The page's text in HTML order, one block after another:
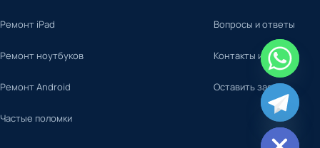
Ремонт iPad
Ремонт ноутбуков
Ремонт Android
Частые поломки
Вопросы и ответы
Контакты и адреса
Оставить заявку
Hide
chaty